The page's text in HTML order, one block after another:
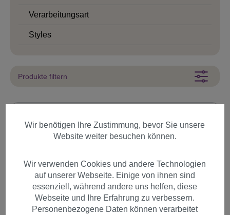
Verarbeitungsart
Styles
Produkte filtern
Artikel pro Seite
Wir benötigen Ihre Zustimmung, bevor Sie unsere
Website weiter besuchen können.
Wir verwenden Cookies und andere Technologien
auf unserer Webseite. Einige von ihnen sind
essenziell, während andere uns helfen, diese
Webseite und Ihre Erfahrung zu verbessern.
Personenbezogene Daten können verarbeitet